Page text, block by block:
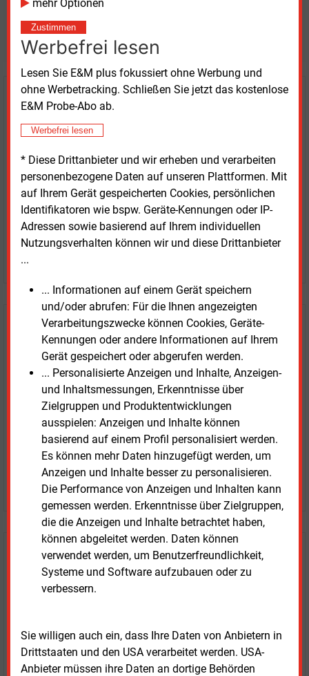
mehr Optionen
Zustimmen
Werbefrei lesen
Lesen Sie E&M plus fokussiert ohne Werbung und
ohne Werbetracking. Schließen Sie jetzt das kostenlose
E&M Probe-Abo ab.
Werbefrei lesen
* Diese Drittanbieter und wir erheben und verarbeiten
personenbezogene Daten auf unseren Plattformen. Mit
auf Ihrem Gerät gespeicherten Cookies, persönlichen
Identifikatoren wie bspw. Geräte-Kennungen oder IP-
Adressen sowie basierend auf Ihrem individuellen
Nutzungsverhalten können wir und diese Drittanbieter
...
... Informationen auf einem Gerät speichern
und/oder abrufen: Für die Ihnen angezeigten
Verarbeitungszwecke können Cookies, Geräte-
Kennungen oder andere Informationen auf Ihrem
Gerät gespeichert oder abgerufen werden.
... Personalisierte Anzeigen und Inhalte, Anzeigen-
und Inhaltsmessungen, Erkenntnisse über
Zielgruppen und Produktentwicklungen
ausspielen: Anzeigen und Inhalte können
basierend auf einem Profil personalisiert werden.
Es können mehr Daten hinzugefügt werden, um
Anzeigen und Inhalte besser zu personalisieren.
Die Performance von Anzeigen und Inhalten kann
gemessen werden. Erkenntnisse über Zielgruppen,
die die Anzeigen und Inhalte betrachtet haben,
können abgeleitet werden. Daten können
verwendet werden, um Benutzerfreundlichkeit,
Systeme und Software aufzubauen oder zu
verbessern.
Sie willigen auch ein, dass Ihre Daten von Anbietern in
Drittstaaten und den USA verarbeitet werden. USA-
Anbieter müssen ihre Daten an dortige Behörden
Möchten Sie diese und
weitere Nachrichten lesen?
Kaufen Sie den Artikel
erhalten Sie sofort diesen redaktionellen Beitrag für
Testen SieE&M
kostenlos und
unverbindlich
Zwei Wochen kostenfreier Zugang
Zugang auf stündlich aktualisierte Nachrichten mit
Prognose- und Marktdaten
+ einmal täglich E&M daily
+ zwei Ausgaben der Zeitung E&M
ohne automatische Verlängerung
JETZT KOSTENLOS TESTEN
Login für Kunden